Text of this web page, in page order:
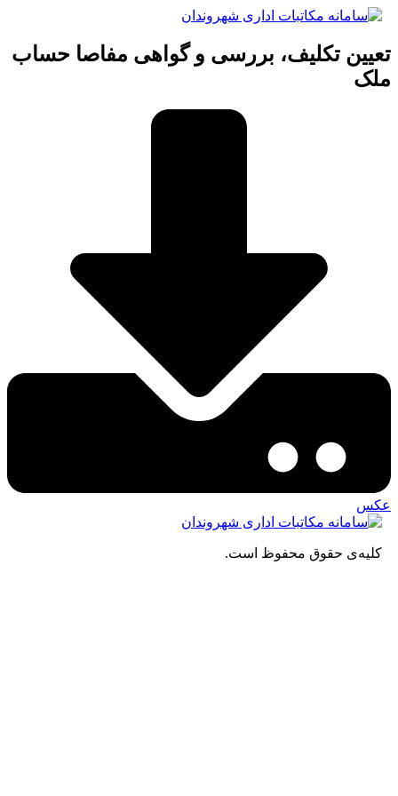
تکلیف، بررسی و گواهی مفاصا حساب
کلیه‌ی حقوق محفوظ است.